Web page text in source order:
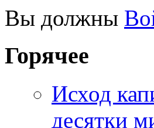
Вы должны
Горячее
Исход
десятки